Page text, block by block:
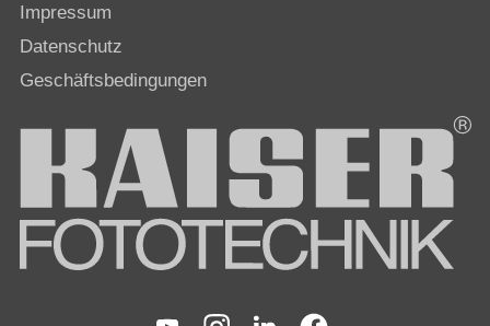
Impressum
Datenschutz
Geschäftsbedingungen